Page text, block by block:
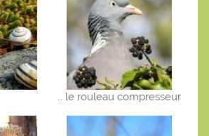
… le rouleau compresseur